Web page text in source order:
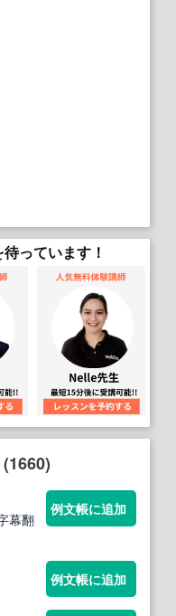
っています！
幕翻
例文帳に追加
例文帳に追加